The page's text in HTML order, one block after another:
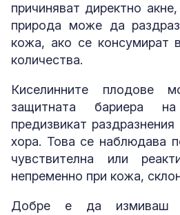
причиняват директно
природа може да
кожа, ако се консумират
количества.
Киселинните плодове
защитната бариера
предизвикат
хора. Това се наблюдава
чувствителна или
непременно при кожа,
Добре е да измиваш